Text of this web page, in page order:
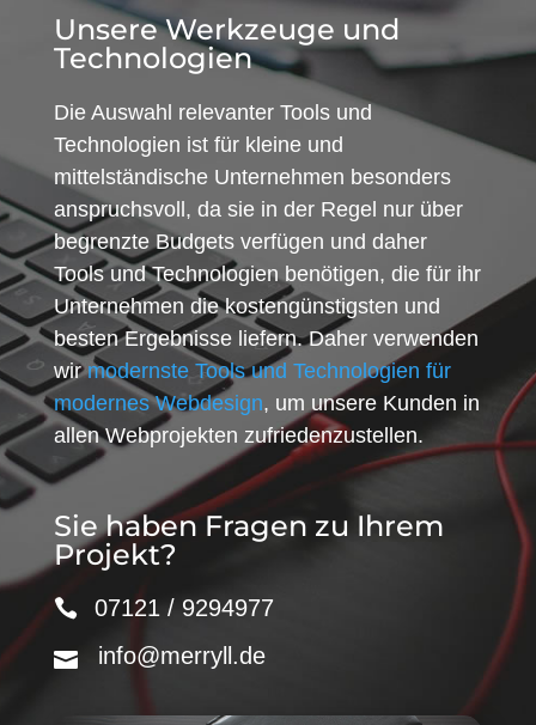
Unsere Werkzeuge und
Technologien
Die Auswahl relevanter Tools und
Technologien ist für kleine und
mittelständische Unternehmen besonders
anspruchsvoll, da sie in der Regel nur über
begrenzte Budgets verfügen und daher
Tools und Technologien benötigen, die für ihr
Unternehmen die kostengünstigsten und
besten Ergebnisse liefern. Daher verwenden
wirmodernste Tools und Technologien für
modernes Webdesign, um unsere Kunden in
allen Webprojekten zufriedenzustellen.
Sie haben Fragen zu Ihrem
Projekt?
07121 / 9294977
info@merryll.de